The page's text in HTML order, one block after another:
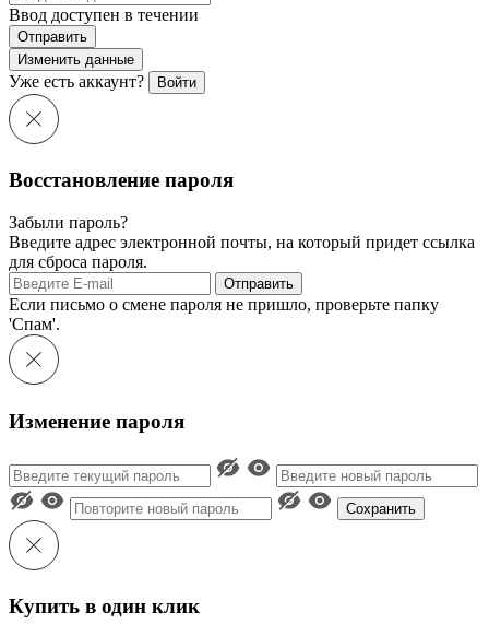
Ввод доступен в течении
Отправить
Изменить данные
Уже есть аккаунт? Войти
Восстановление пароля
Забыли пароль?
Введите адрес электронной почты, на который придет ссылка
для сброса пароля.
Отправить
Если письмо о смене пароля не пришло, проверьте папку
'Спам'.
Изменение пароля
Сохранить
Купить в один клик